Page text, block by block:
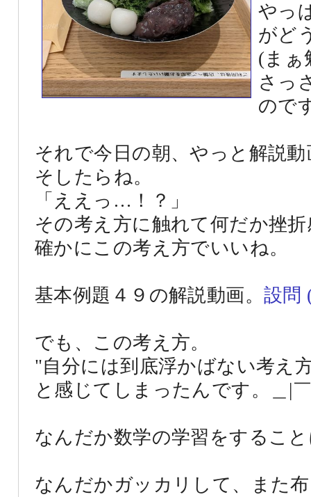
やっ
がど
(まぁ
さっ
ので
それで今日の朝、やっと解説
そしたらね。
「ええっ…！？」
その考え方に触れて何だか挫
確かにこの考え方でいいね。
基本例題４９の解説動画。設問
でも、この考え方。
"自分には到底浮かばない考え
と感じてしまったんです。＿|
なんだか数学の学習をするこ
なんだかガッカリして、また